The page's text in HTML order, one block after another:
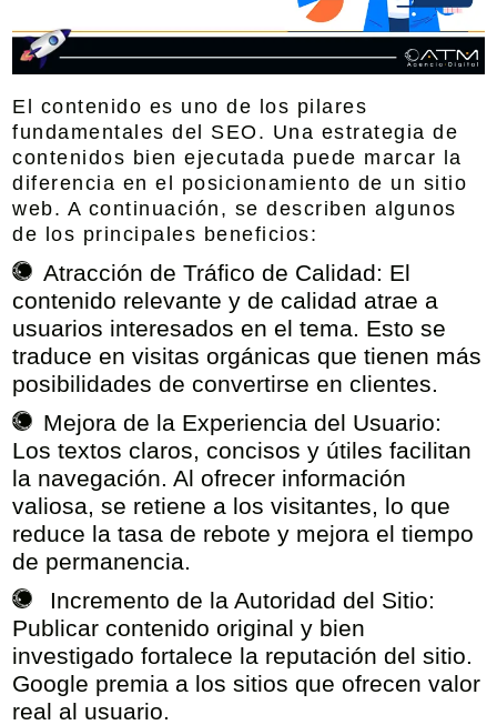
El contenido es uno de los pilares
fundamentales del SEO. Una estrategia de
contenidos bien ejecutada puede marcar la
diferencia en el posicionamiento de un sitio
web. A continuación, se describen algunos
de los principales beneficios:
Atracción de Tráfico de Calidad: El
contenido relevante y de calidad atrae a
usuarios interesados en el tema. Esto se
traduce en visitas orgánicas que tienen más
posibilidades de convertirse en clientes.
Mejora de la Experiencia del Usuario:
Los textos claros, concisos y útiles facilitan
la navegación. Al ofrecer información
valiosa, se retiene a los visitantes, lo que
reduce la tasa de rebote y mejora el tiempo
de permanencia.
Incremento de la Autoridad del Sitio:
Publicar contenido original y bien
investigado fortalece la reputación del sitio.
Google premia a los sitios que ofrecen valor
real al usuario.